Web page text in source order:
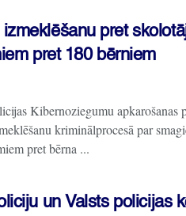
pret
pret 180 bērniem
Kibernoziegumu apkarošanas
kriminālprocesā par
pret bērna ...
un Valsts policijas